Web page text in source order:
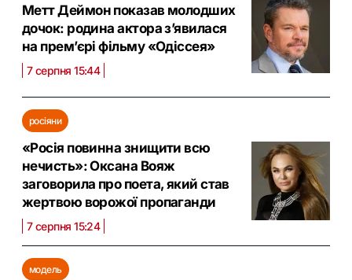
Метт Деймон показав молодших
дочок: родина актора з’явилася
на прем’єрі фільму «Одіссея»
7 серпня 15:44
росіяни
«Росія повинна знищити всю
нечисть»: Оксана Вояж
заговорила про поета, який став
жертвою ворожої пропаганди
7 серпня 15:24
модель